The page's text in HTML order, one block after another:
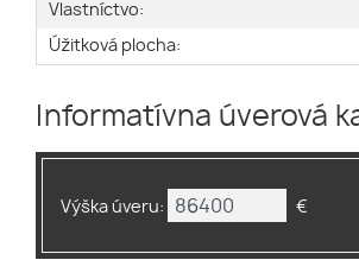
Vlastníctvo:
Úžitková plocha:
Informatívna úverová
Výška úveru: €